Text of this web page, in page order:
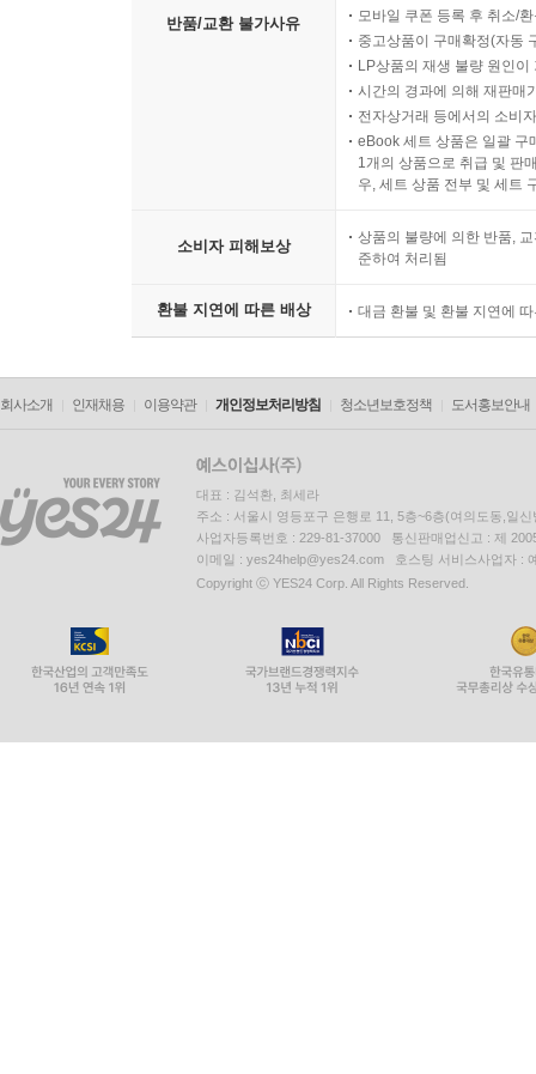
반품/교환 불가사유
모바일 쿠폰 등록 후 취소/
중고상품이 구매확정(자동
LP상품의 재생 불량 원인
시간의 경과에 의해 재판매
전자상거래 등에서의 소비
eBook 세트 상품은 일괄 구
1개의 상품으로 취급 및 판
우, 세트 상품 전부 및 세트
소비자 피해보상
상품의 불량에 의한 반품,
준하여 처리됨
환불 지연에 따른 배상 대금 환불 및 환불 지연에
회사소개 인재채용 이용약관 개인정보처리방침 청소년보호정책 도서홍보안내
대표 : 김석환, 최세라
주소 : 서울시 영등포구 은행로 11, 5층~6층(여의도동,일신
사업자등록번호 : 229-81-37000 통신판매업신고 : 제
이메일 : yes24help@yes24.com 호스팅 서비스사업자 :
Copyright ⓒ YES24 Corp. All Rights Reserved.